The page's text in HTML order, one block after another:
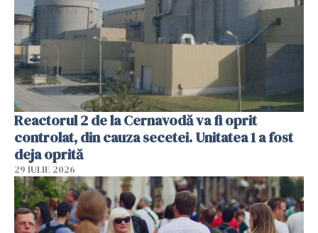
Reactorul 2 de la Cernavodă va fi oprit
controlat, din cauza secetei. Unitatea 1 a fost
deja oprită
29 IULIE 2026